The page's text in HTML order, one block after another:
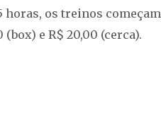
horas, os treinos começam
e R$ 20,00 (cerca).